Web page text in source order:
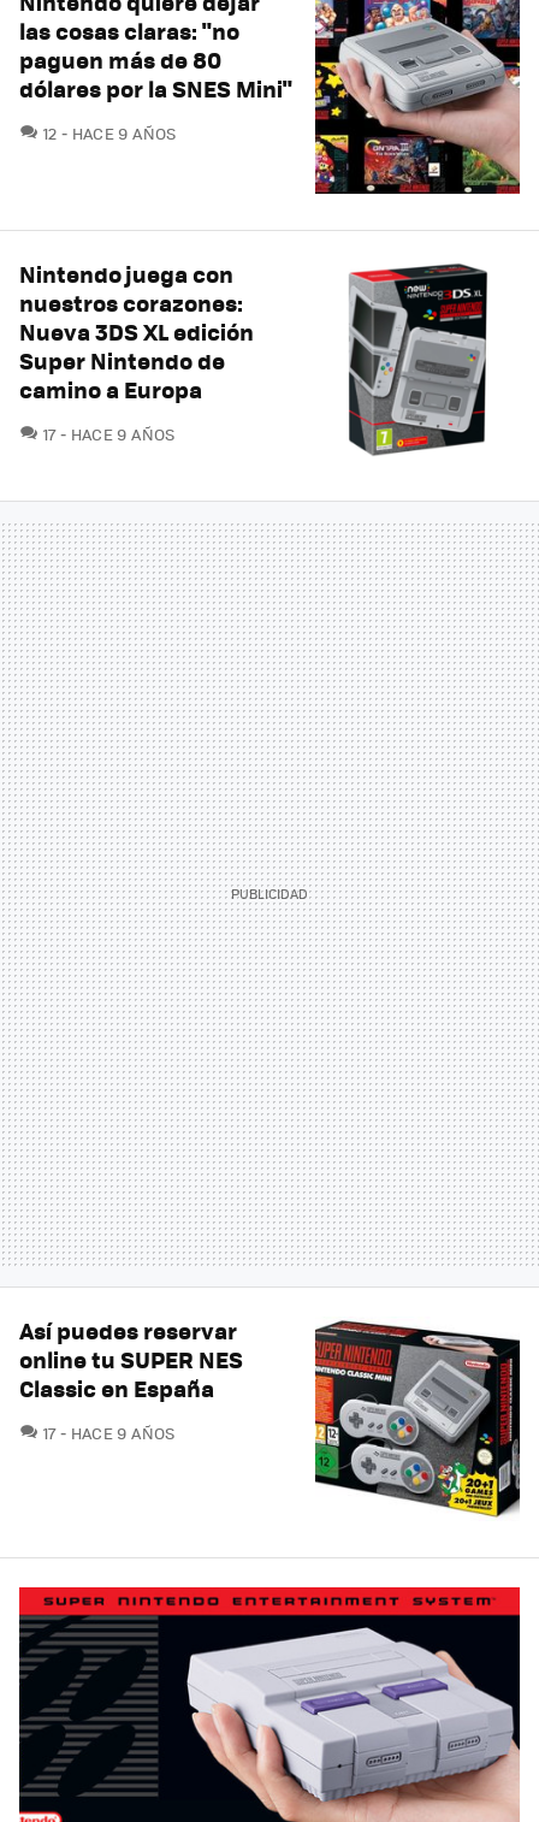
las cosas claras: "no
paguen más de 80
dólares por la SNES Mini"
12 COMENTARIOS
HACE 9 AÑOS
Nintendo juega con
nuestros corazones:
Nueva 3DS XL edición
Super Nintendo de
camino a Europa
17COMENTARIOS
HACE 9 AÑOS
Así puedes reservar
online tu SUPER NES
Classic en España
17COMENTARIOS
HACE 9 AÑOS